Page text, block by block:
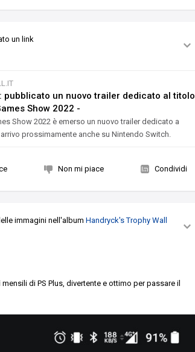
un link
pubblicato un nuovo trailer dedicato al titolo
Show 2022 -
Show 2022 è emerso un nuovo trailer dedicato a
prossimamente anche su Nintendo Switch.
Non mi piace Condividi
immagini nell'albumHandryck's Trophy Wall
di PS Plus, divertente e ottimo per passare il